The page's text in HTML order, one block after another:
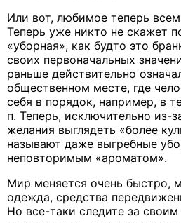
Или вот, любимое теперь
Теперь уже никто не скажет
«уборная», как будто это
своих первоначальных
раньше действительно
общественном месте, где
себя в порядок, например, в
п. Теперь, исключительно из-
желания выглядеть «более
называют даже выгребные
неповторимым «ароматом».
Мир меняется очень быстро,
одежда, средства
Но все-таки следите за